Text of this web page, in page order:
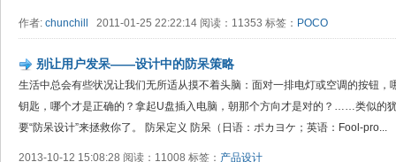
作者: chunchill 2011-01-25 22:22:14 阅读：11353 标签： POCO
别让用户发呆——设计中的防呆策略
生活中总会有些状况让我们无所适从摸不着头脑：面对一排电灯或空调的按钮
钥匙，哪个才是正确的？拿起U盘插入电脑，朝那个方向才是对的？……类似的
要“防呆设计”来拯救你了。 防呆定义 防呆（日语：ポカヨケ；英语：Fool-pro...
2013-10-12 15:08:28 阅读：11008 标签： 产品设计